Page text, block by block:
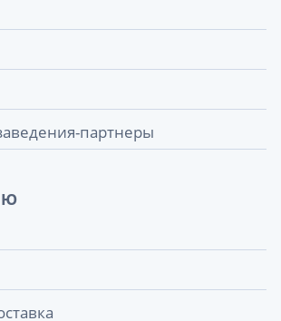
д/умывания шалфей
шампунь лопух большой
87 грн.
аптека крем д/лица п/
кожи ростки
200мл
д/интим гигиены
партнеры